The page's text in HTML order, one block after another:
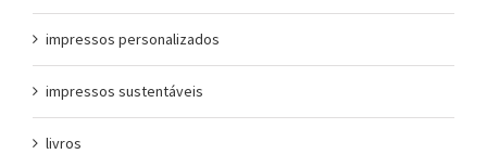
impressos personalizados
impressos sustentáveis
livros